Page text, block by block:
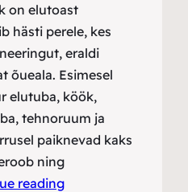
on elutoast
hästi perele, kes
eraldi
õueala. Esimesel
elutuba, köök,
tehnoruum ja
paiknevad kaks
ning
reading